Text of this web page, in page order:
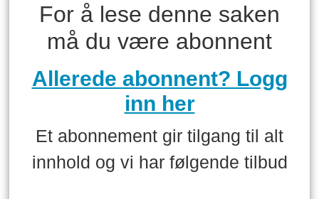
For å lese denne saken
må du være abonnent
Allerede abonnent? Logg
inn her
Et abonnement gir tilgang til alt
innhold og vi har følgende tilbud